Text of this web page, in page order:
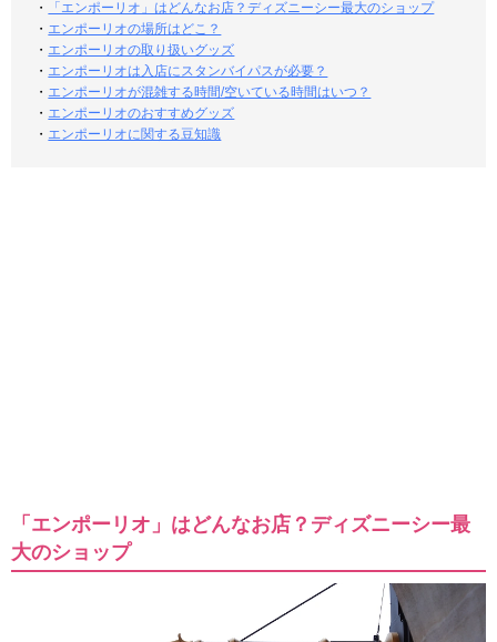
・
「エンポーリオ」はどんなお店？ディズニーシー最大のショップ
・ エンポーリオの場所はどこ？
・ エンポーリオの取り扱いグッズ
・ エンポーリオは入店にスタンバイパスが必要？
・ エンポーリオが混雑する時間/空いている時間はいつ？
・ エンポーリオのおすすめグッズ
・ エンポーリオに関する豆知識
「エンポーリオ」はどんなお店？ディズニーシー最
大のショップ